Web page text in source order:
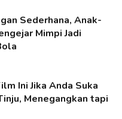
Sederhana, Anak-
Mimpi Jadi
Ini Jika Anda Suka
Menegangkan tapi